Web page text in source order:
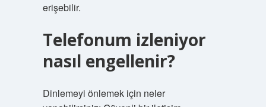
erişebilir.
Telefonum izleniyor
nasıl engellenir?
Dinlemeyi önlemek için neler